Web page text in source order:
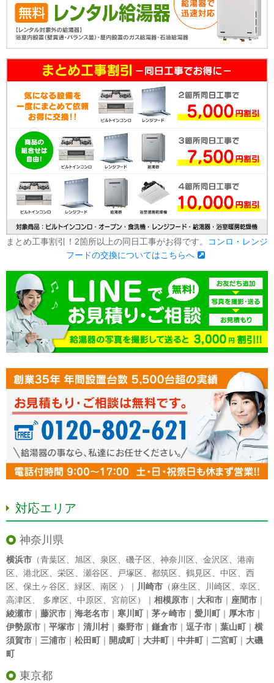
まとめ工事割引！2箇所以上の同日工事がお得です。
コンロ・レンジ
フードの交換についてはこちらへ
対応エリア
神奈川県
横浜市 （青葉区 旭区 泉区 磯子区 神奈川区 金沢区
港南
区
港北区 栄区 瀬谷区 戸塚区 都筑区 鶴見区 中区
西
区
保土ヶ谷区 緑区 南区 ）｜ 川崎市 （麻生区 川崎区 幸区
高津区
多摩区 中原区 宮前区）｜ 相模原市 ｜ 大和市 ｜ 座間市 ｜
綾瀬市 ｜ 藤沢市 ｜ 海老名市 ｜ 寒川町｜ 茅ヶ崎市 ｜ 愛川町｜ 厚木市 ｜
伊勢原市 ｜ 平塚市 ｜ 清川村｜ 秦野市 ｜ 鎌倉市 ｜ 逗子市 ｜ 葉山町｜ 横
須賀市 ｜ 三浦市 ｜ 松田町｜ 開成町｜ 大井町｜ 中井町｜ 二宮町｜ 大磯
町
東京都